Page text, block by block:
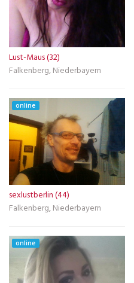
Lust-Maus (32)
Falkenberg, Niederbayern
online
sexlustberlin (44)
Falkenberg, Niederbayern
online